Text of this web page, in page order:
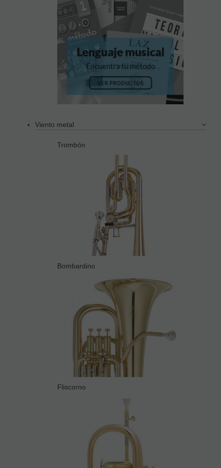
Viento metal
Trombón
Bombardino
Fliscorno